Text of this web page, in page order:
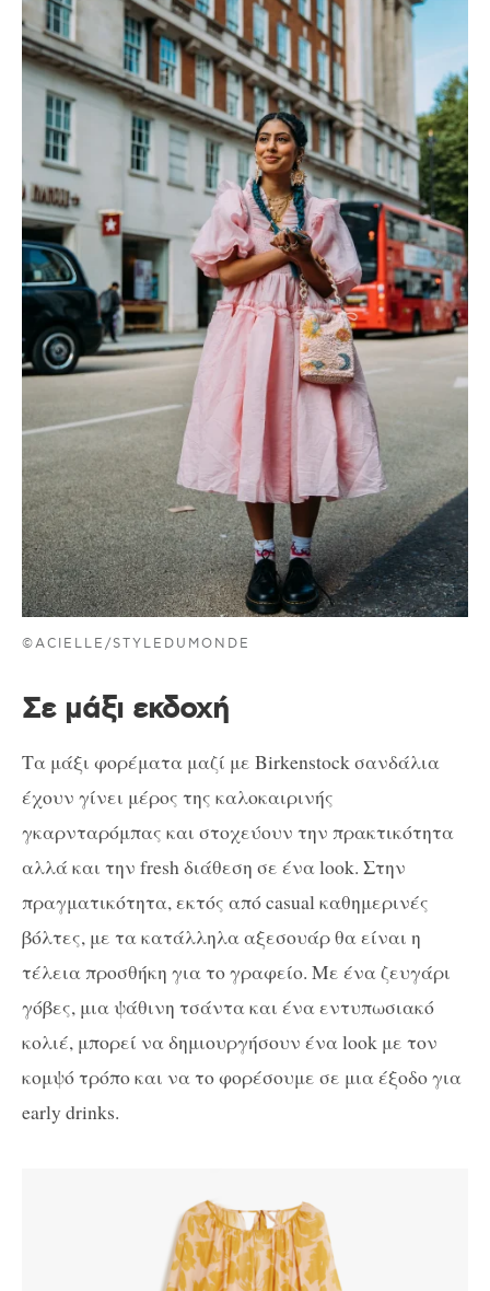
©ACIELLE/STYLEDUMONDE
Σε μάξι εκδοχή
Τα μάξι φορέματα μαζί με Birkenstock σανδάλια
έχουν γίνει μέρος της καλοκαιρινής
γκαρνταρόμπας και στοχεύουν την πρακτικότητα
αλλά και την fresh διάθεση σε ένα look. Στην
πραγματικότητα, εκτός από casual καθημερινές
βόλτες, με τα κατάλληλα αξεσουάρ θα είναι η
τέλεια προσθήκη για το γραφείο. Με ένα ζευγάρι
γόβες, μια ψάθινη τσάντα και ένα εντυπωσιακό
κολιέ, μπορεί να δημιουργήσουν ένα look με τον
κομψό τρόπο και να το φορέσουμε σε μια έξοδο για
early drinks.